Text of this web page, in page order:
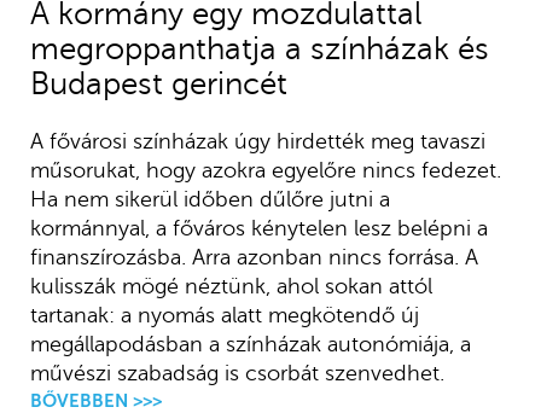
A kormány egy mozdulattal
megroppanthatja a színházak és
Budapest gerincét
A fővárosi színházak úgy hirdették meg tavaszi
műsorukat, hogy azokra egyelőre nincs fedezet.
Ha nem sikerül időben dűlőre jutni a
kormánnyal, a főváros kénytelen lesz belépni a
finanszírozásba. Arra azonban nincs forrása. A
kulisszák mögé néztünk, ahol sokan attól
tartanak: a nyomás alatt megkötendő új
megállapodásban a színházak autonómiája, a
művészi szabadság is csorbát szenvedhet.
BŐVEBBEN >>>